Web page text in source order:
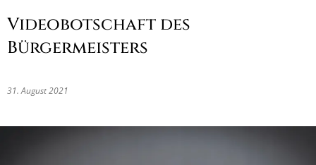
Videobotschaft des
Bürgermeisters
31. August 2021